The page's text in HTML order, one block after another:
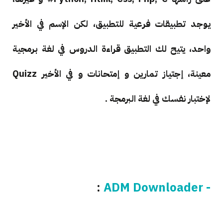
يوجد تطبيقات فرعية للتطبيق، لكن الإسم في الأخير
واحد، يتيح لك التطبيق قراءة الدروس في لغة برمجية
معينة، إجتياز تمارين و إمتحانات و في الأخير Quizz
لإختبار نفسك في لغة البرمجة .
- ADM Downloader
: